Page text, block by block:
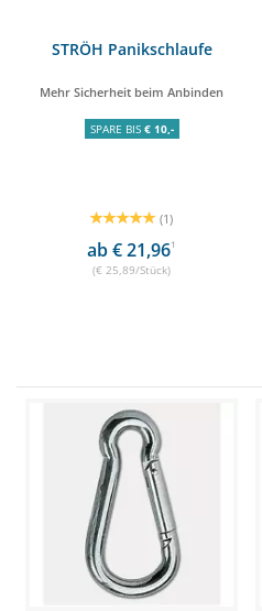
STRÖH Panikschlaufe
Mehr Sicherheit beim Anbinden
SPARE BIS € 10,-
(1)
ab € 21,961
(€ 25,89/Stück)